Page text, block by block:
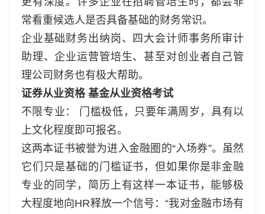
常看重候选人是否具备基础的财务常识。
企业基础财务出纳岗、四大会计师事务所审计
助理、企业运营管培生、甚至对创业者自己管
理公司财务也有极大帮助。
证券从业资格 基金从业资格考试
不限专业： 门槛极低，只要年满周岁，具有以
上文化程度即可报名。
这两本证书被誉为进入金融圈的“入场券”。虽然
它们只是基础的门槛证书，但如果你是非金融
专业的同学，简历上有这样一本证书，能够极
大程度地向HR释放一个信号：“我对金融市场有